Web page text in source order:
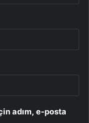
adım, e-posta